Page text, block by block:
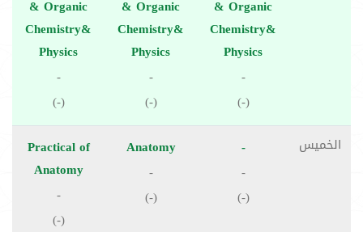
& Organic
Chemistry&
Physics
-
(-)
& Organic
Chemistry&
Physics
-
(-)
& Organic
Chemistry&
Physics
-
(-)
الخميس
-
-
(-)
Anatomy
-
(-)
Practical of
Anatomy
-
(-)